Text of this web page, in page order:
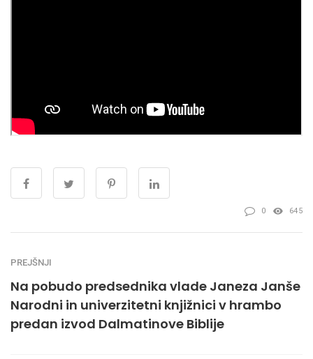
0 645
PREJŠNJI
Na pobudo predsednika vlade Janeza Janše
Narodni in univerzitetni knjižnici v hrambo
predan izvod Dalmatinove Biblije